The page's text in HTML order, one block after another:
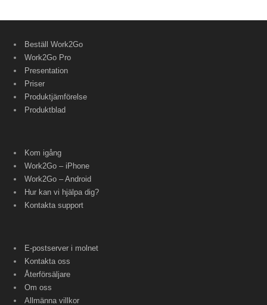
Beställ Work2Go
Work2Go Pro
Presentation
Priser
Produktjämförelse
Produktblad
Kom igång
Work2Go – iPhone
Work2Go – Android
Hur kan vi hjälpa dig?
Kontakta support
E-postserver i molnet
Kontakta oss
Återförsäljare
Om oss
Allmänna villkor